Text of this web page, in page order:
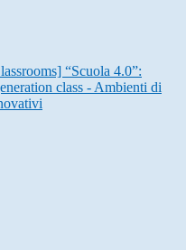
“Scuola 4.0”:
class - Ambienti di